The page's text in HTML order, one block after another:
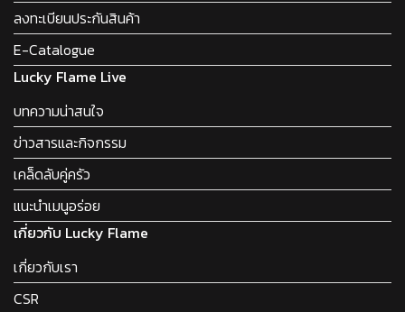
ลงทะเบียนประกันสินค้า
E-Catalogue
Lucky Flame Live
บทความน่าสนใจ
ข่าวสารและกิจกรรม
เคล็ดลับคู่ครัว
แนะนำเมนูอร่อย
เกี่ยวกับ Lucky Flame
เกี่ยวกับเรา
CSR